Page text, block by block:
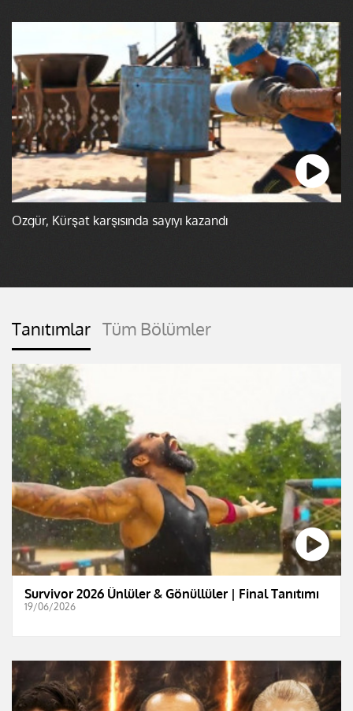
Özgür, Kürşat karşısında sayıyı kazandı
Tanıtımlar Tüm Bölümler
Survivor 2026 Ünlüler & Gönüllüler | Final Tanıtımı
19/06/2026